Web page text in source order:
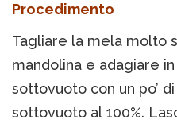
Procedimento
Tagliare la mela molto
mandolina e adagiare
sottovuoto con un po’
sottovuoto al 100%.